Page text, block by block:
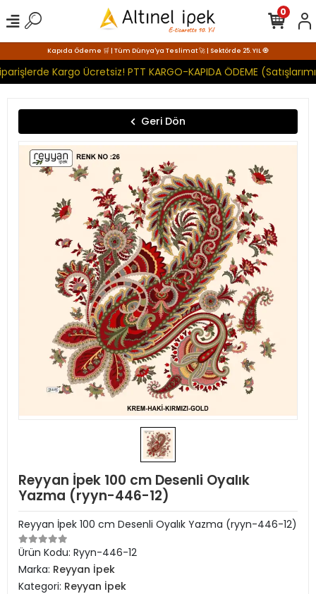
Kapıda Ödeme 🛒 | Tüm Dünya'ya Teslimat 🚀 | Sektörde 25. YIL 🧿
Kargo Ücretsiz! PTT KARGO-KAPIDA ÖDEME
0
Geri Dön
Reyyan İpek 100 cm Desenli Oyalık
Yazma (ryyn-446-12)
Reyyan İpek 100 cm Desenli Oyalık Yazma (ryyn-446-12)
Ürün Kodu: Ryyn-446-12
Marka: Reyyan İpek
Kategori: Reyyan İpek